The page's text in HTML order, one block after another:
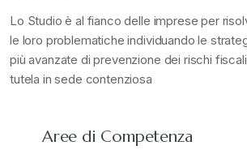
Lo Studio è al fianco delle imprese per
le loro problematiche individuando le
più avanzate di prevenzione dei rischi
tutela in sede contenziosa
Aree di Competenza